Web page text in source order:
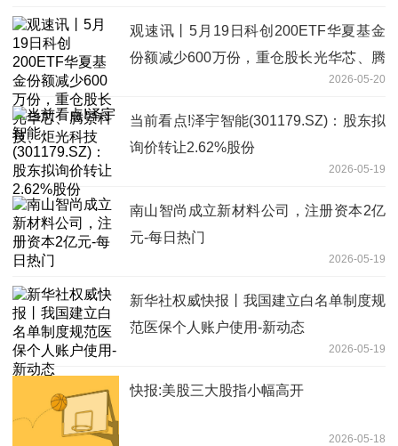
观速讯丨5月19日科创200ETF华夏基金
份额减少600万份，重仓股长光华芯、腾
2026-05-20
当前看点!泽宇智能(301179.SZ)：股东拟
询价转让2.62%股份
2026-05-19
南山智尚成立新材料公司，注册资本2亿
元-每日热门
2026-05-19
新华社权威快报丨我国建立白名单制度规
范医保个人账户使用-新动态
2026-05-19
快报:美股三大股指小幅高开
2026-05-18